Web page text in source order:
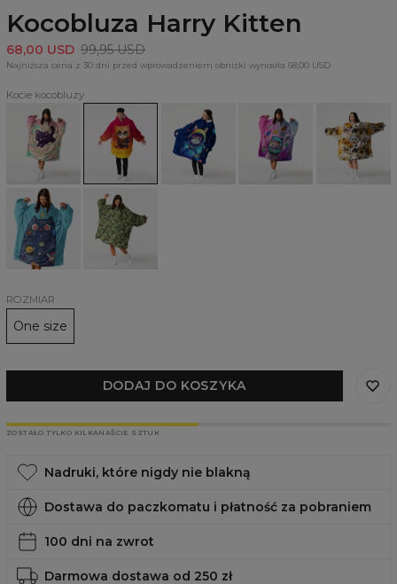
Kocobluza Harry Kitten
68,00 USD 99,95 USD
Najniższa cena z 30 dni przed wprowadzeniem obniżki wynosiła 68,00 USD
Kocie kocobluzy
Kocobluza
Happy
Kitten
Kocobluza
Harry
Kitten
Kocobluza
Astronaut
Cat
Kocobluza
noes!
Kocobluza
Heads
Kocobluza
Space
Cat
Kocobluza
Camo
cats
ROZMIAR
One size
DODAJ DO KOSZYKA
ZOSTAŁO TYLKO KILKANAŚCIE SZTUK
Nadruki, które nigdy nie blakną
Dostawa do paczkomatu i płatność za pobraniem
100 dni na zwrot
Darmowa dostawa od 250 zł